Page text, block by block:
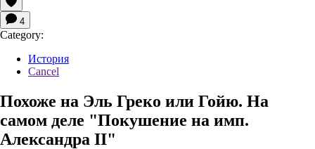
4
Category:
История
Cancel
Похоже на Эль Греко или Гойю. На
самом деле "Покушение на имп.
Александра II"